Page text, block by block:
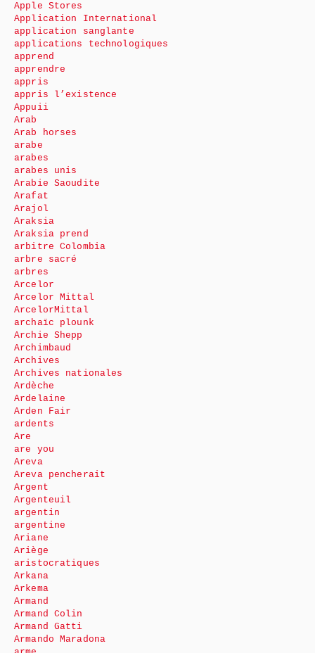
Apple Stores
Application International
application sanglante
applications technologiques
apprend
apprendre
appris
appris l’existence
Appuii
Arab
Arab horses
arabe
arabes
arabes unis
Arabie Saoudite
Arafat
Arajol
Araksia
Araksia prend
arbitre Colombia
arbre sacré
arbres
Arcelor
Arcelor Mittal
ArcelorMittal
archaïc plounk
Archie Shepp
Archimbaud
Archives
Archives nationales
Ardèche
Ardelaine
Arden Fair
ardents
Are
are you
Areva
Areva pencherait
Argent
Argenteuil
argentin
argentine
Ariane
Ariège
aristocratiques
Arkana
Arkema
Armand
Armand Colin
Armand Gatti
Armando Maradona